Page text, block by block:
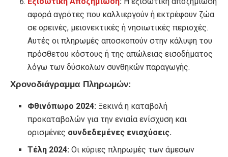
αφορά αγρότες που καλλιεργούν ή εκτρέφουν ζώα
σε ορεινές, μειονεκτικές ή νησιωτικές περιοχές.
Αυτές οι πληρωμές αποσκοπούν στην κάλυψη του
πρόσθετου κόστους ή της απώλειας εισοδήματος
λόγω των δύσκολων συνθηκών παραγωγής.
Χρονοδιάγραμμα Πληρωμών:
Φθινόπωρο 2024: Ξεκινά η καταβολή
προκαταβολών για την ενιαία ενίσχυση και
ορισμένες συνδεδεμένες ενισχύσεις.
Τέλη 2024: Οι κύριες πληρωμές των άμεσων